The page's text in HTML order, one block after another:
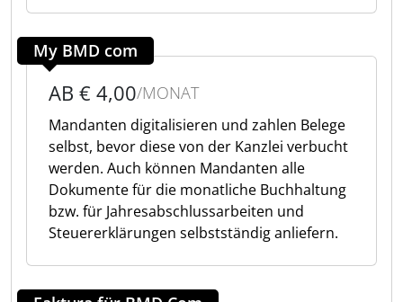
My BMD com
AB € 4,00/MONAT
Mandanten digitalisieren und zahlen Belege
selbst, bevor diese von der Kanzlei verbucht
werden. Auch können Mandanten alle
Dokumente für die monatliche Buchhaltung
bzw. für Jahresabschlussarbeiten und
Steuererklärungen selbstständig anliefern.